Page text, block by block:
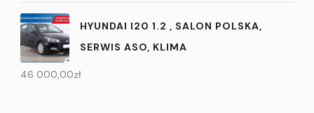
HYUNDAI I20 1.2 , SALON POLSKA,
SERWIS ASO, KLIMA
46 000,00zł